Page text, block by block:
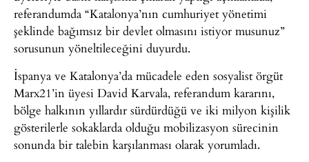
referandumda “Katalonya’nın cumhuriyet yönetimi
şeklinde bağımsız bir devlet olmasını istiyor musunuz”
sorusunun yöneltileceğini duyurdu.
İspanya ve Katalonya’da mücadele eden sosyalist örgüt
Marx21’in üyesi David Karvala, referandum kararını,
bölge halkının yıllardır sürdürdüğü ve iki milyon kişilik
gösterilerle sokaklarda olduğu mobilizasyon sürecinin
sonunda bir talebin karşılanması olarak yorumladı.